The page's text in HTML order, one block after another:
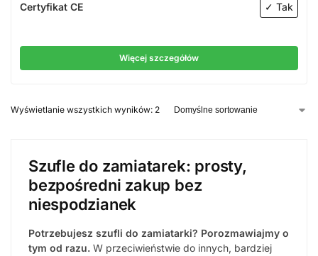
Certyfikat CE ✓ Tak
Więcej szczegółów
Wyświetlanie wszystkich wyników: 2
Szufle do zamiatarek: prosty,
bezpośredni zakup bez
niespodzianek
Potrzebujesz szufli do zamiatarki? Porozmawiajmy o
tym od razu. W przeciwieństwie do innych, bardziej